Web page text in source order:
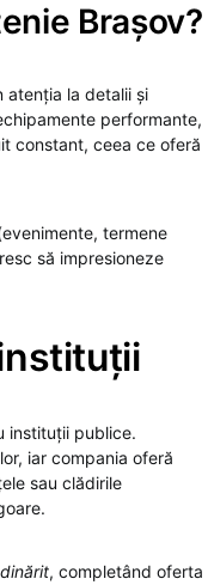
Brașov?
atenția la detalii și
performante,
constant, ceea ce oferă
termene
să impresioneze
instituții publice.
iar compania oferă
sau clădirile
, completând oferta